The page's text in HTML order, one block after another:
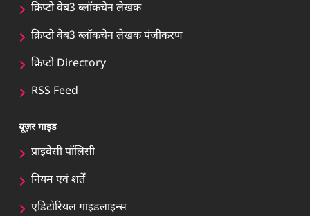
क्रिप्टो वेब3 ब्लॉकचेन लेखक
क्रिप्टो वेब3 ब्लॉकचेन लेखक पंजीकरण
क्रिप्टो Directory
RSS Feed
यूज़र गाइड
प्राइवेसी पॉलिसी
नियम एवं शर्तें
एडिटोरियल गाइडलाइन्स